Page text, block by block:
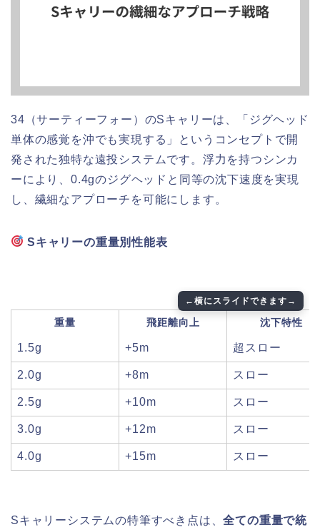
34（サーティーフォー）のSキャリーは、「ジグヘッド
単体の感覚を沖でも実現する」というコンセプトで開
発された独特な遠投システムです。浮力を持つシンカ
ーにより、0.4gのジグヘッドと同等の沈下速度を実現
し、繊細なアプローチを可能にします。
Sキャリーの重量別性能表
重量 飛距離向上 沈下特性
1.5g +5m 超スロー
2.0g +8m スロー
2.5g +10m スロー
3.0g +12m スロー
4.0g +15m スロー
Sキャリーシステムの特筆すべき点は、全ての重量で統